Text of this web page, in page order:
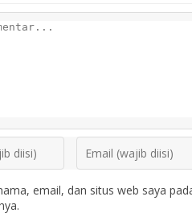
email, dan situs web saya